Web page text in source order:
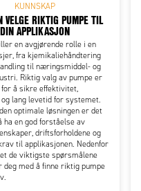
KUNNSKAP
VELGE RIKTIG PUMPE TIL
DIN APPLIKASJON
en avgjørende rolle i en
fra kjemikaliehåndtering
til næringsmiddel- og
Riktig valg av pumpe er
for å sikre effektivitet,
lang levetid for systemet.
optimale løsningen er det
ha en god forståelse av
driftsforholdene og
til applikasjonen. Nedenfor
de viktigste spørsmålene
deg med å finne riktig pumpe